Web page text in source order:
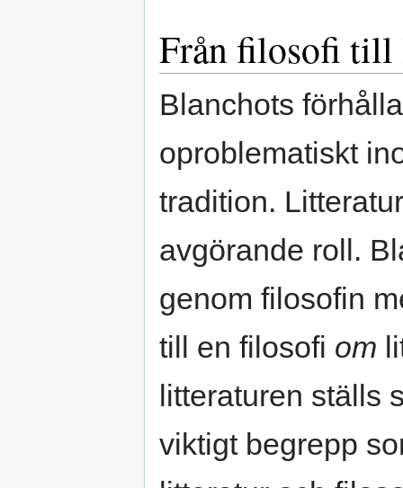
Från filosofi
Blanchots
oproblematiskt
tradition.
avgörande roll.
genom filosofin
till en filosofi om
litteraturen ställs
viktigt begrepp